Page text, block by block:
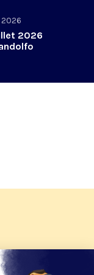
2026
de KTO